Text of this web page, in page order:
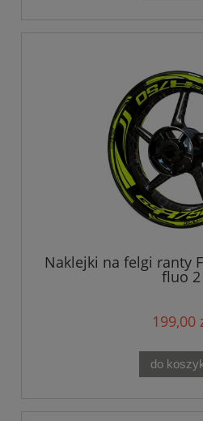
Naklejki na felgi ranty
fluo 2
199,00
do